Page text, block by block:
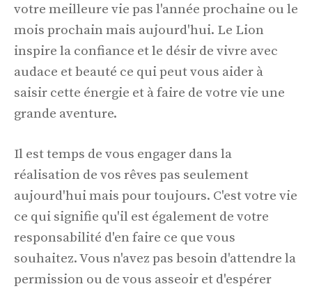
votre meilleure vie pas l'année prochaine ou le
mois prochain mais aujourd'hui. Le Lion
inspire la confiance et le désir de vivre avec
audace et beauté ce qui peut vous aider à
saisir cette énergie et à faire de votre vie une
grande aventure.
Il est temps de vous engager dans la
réalisation de vos rêves pas seulement
aujourd'hui mais pour toujours. C'est votre vie
ce qui signifie qu'il est également de votre
responsabilité d'en faire ce que vous
souhaitez. Vous n'avez pas besoin d'attendre la
permission ou de vous asseoir et d'espérer